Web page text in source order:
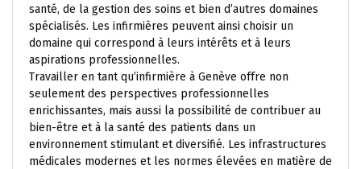
santé, de la gestion des soins et bien d’autres domaines
spécialisés. Les infirmières peuvent ainsi choisir un
domaine qui correspond à leurs intérêts et à leurs
aspirations professionnelles.
Travailler en tant qu’infirmière à Genève offre non
seulement des perspectives professionnelles
enrichissantes, mais aussi la possibilité de contribuer au
bien-être et à la santé des patients dans un
environnement stimulant et diversifié. Les infrastructures
médicales modernes et les normes élevées en matière de